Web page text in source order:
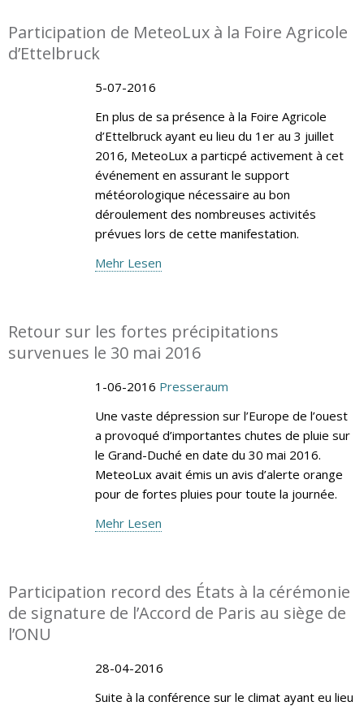
Participation de MeteoLux à la Foire Agricole
d’Ettelbruck
5-07-2016
En plus de sa présence à la Foire Agricole
d’Ettelbruck ayant eu lieu du 1er au 3 juillet
2016, MeteoLux a particpé activement à cet
événement en assurant le support
météorologique nécessaire au bon
déroulement des nombreuses activités
prévues lors de cette manifestation.
Mehr Lesen
Retour sur les fortes précipitations
survenues le 30 mai 2016
1-06-2016 Presseraum
Une vaste dépression sur l’Europe de l’ouest
a provoqué d’importantes chutes de pluie sur
le Grand-Duché en date du 30 mai 2016.
MeteoLux avait émis un avis d’alerte orange
pour de fortes pluies pour toute la journée.
Mehr Lesen
Participation record des États à la cérémonie
de signature de l’Accord de Paris au siège de
l’ONU
28-04-2016
Suite à la conférence sur le climat ayant eu lieu